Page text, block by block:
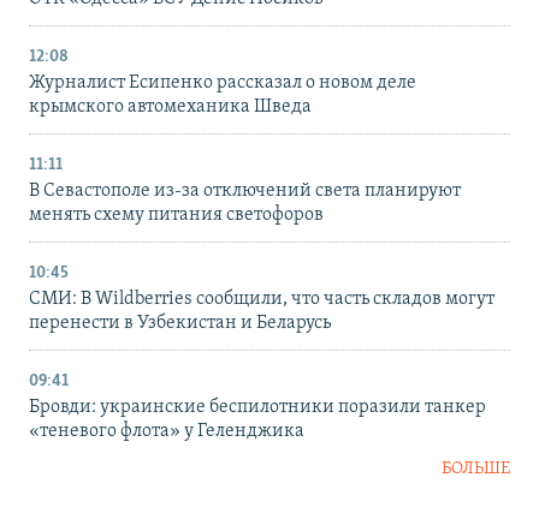
12:08
Журналист Есипенко рассказал о новом деле
крымского автомеханика Шведа
11:11
В Севастополе из-за отключений света планируют
менять схему питания светофоров
10:45
СМИ: В Wildberries сообщили, что часть складов могут
перенести в Узбекистан и Беларусь
09:41
Бровди: украинские беспилотники поразили танкер
«теневого флота» у Геленджика
БОЛЬШЕ